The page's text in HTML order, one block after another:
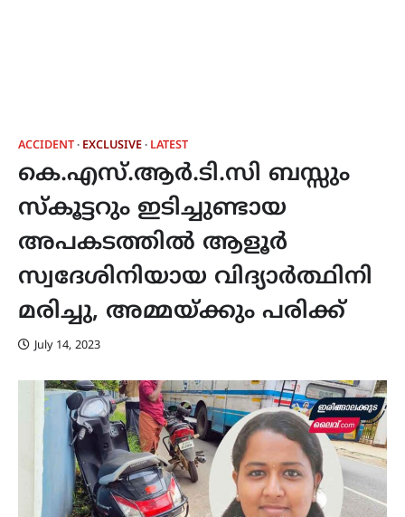
ACCIDENT EXCLUSIVE LATEST
കെ.എസ്.ആർ.ടി.സി ബസ്സും
സ്കൂട്ടറും ഇടിച്ചുണ്ടായ
അപകടത്തിൽ ആളൂർ
സ്വദേശിനിയായ വിദ്യാർത്ഥിനി
മരിച്ചു, അമ്മയ്ക്കും പരിക്ക്
July 14, 2023